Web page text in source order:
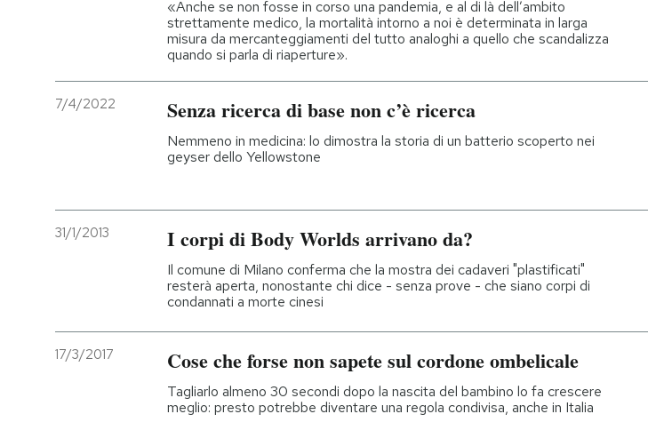
«Anche se non fosse in corso una pandemia, e al di là dell’ambito
strettamente medico, la mortalità intorno a noi è determinata in larga
misura da mercanteggiamenti del tutto analoghi a quello che scandalizza
quando si parla di riaperture».
7/4/2022 Senza ricerca di base non c’è ricerca
Nemmeno in medicina: lo dimostra la storia di un batterio scoperto nei
geyser dello Yellowstone
31/1/2013 I corpi di Body Worlds arrivano da?
Il comune di Milano conferma che la mostra dei cadaveri "plastificati"
resterà aperta, nonostante chi dice - senza prove - che siano corpi di
condannati a morte cinesi
17/3/2017 Cose che forse non sapete sul cordone ombelicale
Tagliarlo almeno 30 secondi dopo la nascita del bambino lo fa crescere
meglio: presto potrebbe diventare una regola condivisa, anche in Italia